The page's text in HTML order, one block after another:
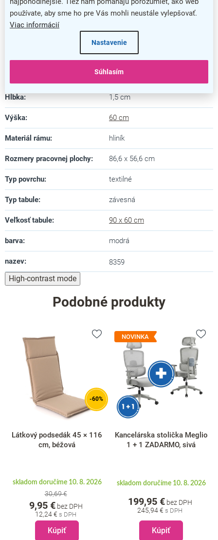
používate, aby sme ho pre Vás mohli neustále vylepšovať.
Viac informácií
Nastavenie
Súhlasím
Kategória: Textilné nástenky
5 rokov
90 cm
Hĺbka: 1,5 cm
Výška: 60 cm
Materiál rámu: hliník
Rozmery pracovnej plochy: 86,6 x 56,6 cm
Typ povrchu: textilné
Typ tabule: závesná
Veľkosť tabule: 90 x 60 cm
barva: modrá
nazev: 8359
High-contrast mode
Podobné produkty
-60%
Látkový podsedák 45 × 116
cm, béžová
skladom doručíme 10. 8. 2026
30,69 €
12,24 €
9,95 €bez DPH
Kúpiť
NOVINKA
Kancelárska stolička Meglio
1 + 1 ZADARMO, sivá
skladom doručíme 10. 8. 2026
245,94 €
199,95 €bez DPH
Kúpiť